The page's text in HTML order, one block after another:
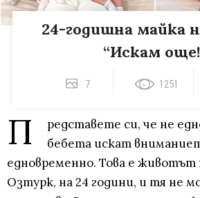
24-годишна майка
“Искам
7 1251
П
редставете си, че не
бебета искат
едновременно. Това е
Озтурк, на 24 години, и тя не